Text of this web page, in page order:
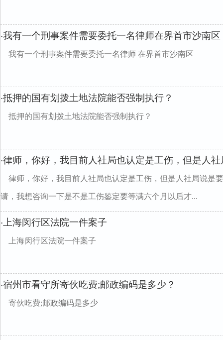
·我有一个刑事案件需要委托一名律师在界首市沙南区
我有一个刑事案件需要委托一名律师 在界首市沙南区
·抵押的国有划拨土地法院能否强制执行？
抵押的国有划拨土地法院能否强制执行？
·律师，你好，我目前人社局也认定是工伤，但是人
律师，你好，我目前人社局也认定是工伤，但是人社局说是
请，我想咨询一下是不是工伤鉴定要等满六个月以后才...
· 上海闵行区法院一件案子
上海闵行区法院一件案子
·宿州市看守所寄伙吃费;邮政编码是多少？
寄伙吃费;邮政编码是多少